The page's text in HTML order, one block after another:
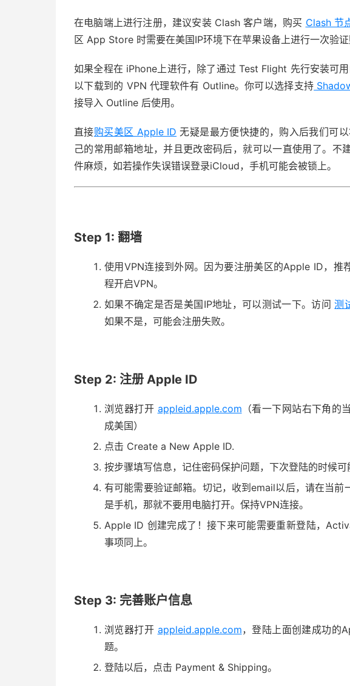
在电脑端上进行注册，建议安装 Clash 客户端，购买 Clash 节
区 App Store 时需要在美国IP环境下在苹果设备上进行一次验证
如果全程在 iPhone上进行，除了通过 Test Flight 先行安装可
以下载到的 VPN 代理软件有 Outline。你可以选择支持
接导入 Outline 后使用。
直接购买美区 Apple ID 无疑是最方便快捷的，购入后我们可
己的常用邮箱地址，并且更改密码后，就可以一直使用了。不
件麻烦，如若操作失误错误登录iCloud，手机可能会被锁上。
Step 1: 翻墙
使用VPN连接到外网。因为要注册美区的Apple ID，推
程开启VPN。
如果不确定是否是美国IP地址，可以测试一下。访问测
如果不是，可能会注册失败。
Step 2: 注册 Apple ID
浏览器打开 appleid.apple.com （看一下网站右下角的
成美国）
点击 Create a New Apple ID.
按步骤填写信息，记住密码保护问题，下次登陆的时候可
有可能需要验证邮箱。切记，收到email以后，请在当前
是手机，那就不要用电脑打开。保持VPN连接。
Apple ID 创建完成了！接下来可能需要重新登陆，
事项同上。
Step 3: 完善账户信息
浏览器打开 appleid.apple.com，登陆上面创建成功的
题。
登陆以后，点击 Payment & Shipping。